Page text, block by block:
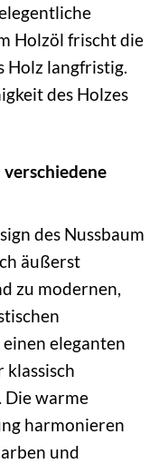
Holzöl frischt die
Holz langfristig.
des Holzes
des Nussbaum
äußerst
zu modernen,
eleganten
warme
harmonieren
und